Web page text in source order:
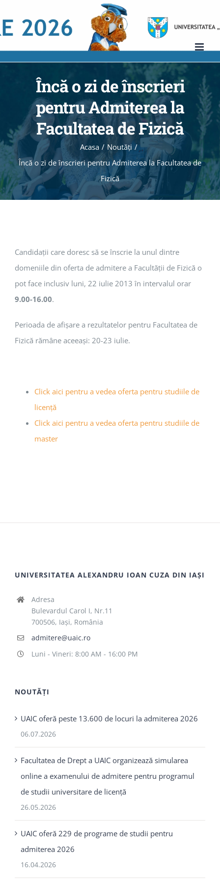
to
content
Încă o zi de înscrieri
pentru Admiterea la
Facultatea de Fizică
Acasa / Noutăţi /
Încă o zi de înscrieri pentru Admiterea la Facultatea de
Fizică
Candidații care doresc să se înscrie la unul dintre
domeniile din oferta de admitere a Facultății de Fizică o
pot face inclusiv luni, 22 iulie 2013 în intervalul orar
9.00-16.00.
Perioada de afișare a rezultatelor pentru Facultatea de
Fizică rămâne aceeași: 20-23 iulie.
Click aici pentru a vedea oferta pentru studiile de
licență
Click aici pentru a vedea oferta pentru studiile de
master
UNIVERSITATEA ALEXANDRU IOAN CUZA DIN IAȘI
Adresa
Bulevardul Carol I, Nr.11
700506, Iaşi, România
admitere@uaic.ro
Luni - Vineri: 8:00 AM - 16:00 PM
NOUTĂȚI
UAIC oferă peste 13.600 de locuri la admiterea 2026
06.07.2026
Facultatea de Drept a UAIC organizează simularea
online a examenului de admitere pentru programul
de studii universitare de licență
26.05.2026
UAIC oferă 229 de programe de studii pentru
admiterea 2026
16.04.2026